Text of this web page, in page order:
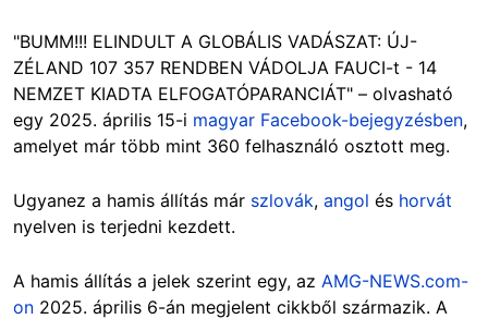
"BUMM!!! ELINDULT A GLOBÁLIS VADÁSZAT: ÚJ-
ZÉLAND 107 357 RENDBEN VÁDOLJA FAUCI-t - 14
NEMZET KIADTA ELFOGATÓPARANCIÁT" – olvasható
egy 2025. április 15-i magyar Facebook-bejegyzésben,
amelyet már több mint 360 felhasználó osztott meg.
Ugyanez a hamis állítás már szlovák, angol és horvát
nyelven is terjedni kezdett.
A hamis állítás a jelek szerint egy, az AMG-NEWS.com-
on 2025. április 6-án megjelent cikkből származik. A